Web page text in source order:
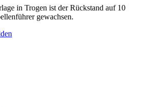
in Trogen ist der Rückstand auf 10
gewachsen.